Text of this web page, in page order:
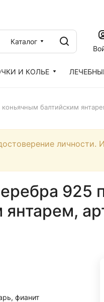
Каталог
И КОЛЬЕ
балтийским
личности.
925
янтарем,
фианит